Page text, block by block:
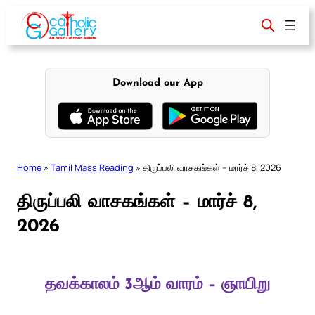
content
Download our App
Home » Tamil Mass Reading » திருப்பலி வாசகங்கள் – மார்ச் 8, 2026
திருப்பலி வாசகங்கள் – மார்ச் 8,
2026
தவக்காலம் 3ஆம் வாரம் – ஞாயிறு